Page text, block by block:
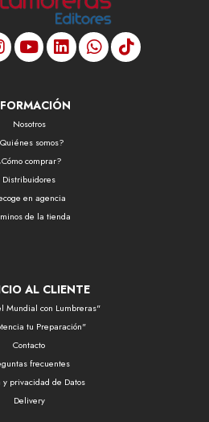
Nosotros
somos?
comprar?
Distribuidores
en agencia
de la tienda
AL CLIENTE
Mundial con Lumbreras"
tu Preparación"
Contacto
frecuentes
y privacidad de Datos
Delivery